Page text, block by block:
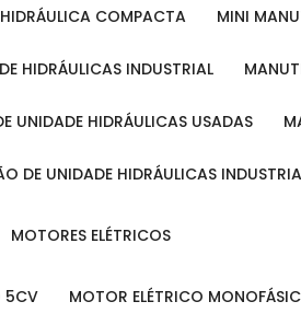
HIDRÁULICA COMPACTA MINI
HIDRÁULICAS INDUSTRIAL
UNIDADE HIDRÁULICAS USADAS
DE UNIDADE HIDRÁULICAS
MOTORES ELÉTRICOS
5CV MOTOR ELÉTRICO